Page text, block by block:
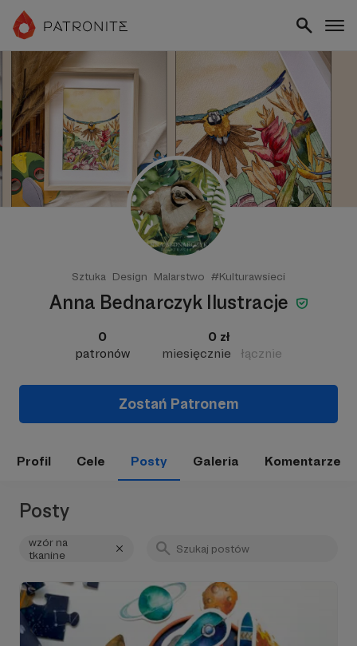
Sztuka Design Malarstwo #Kulturawsieci
Anna Bednarczyk Ilustracje
0
patronów
0 zł
miesięcznie
łącznie
Zostań Patronem
Profil Cele Posty Galeria Komentarze
Posty
wzór na
tkanine